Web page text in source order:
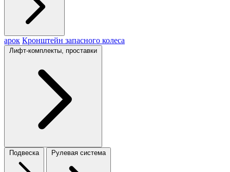
арок Кронштейн запасного колеса
Лифт-комплекты, проставки
Подвеска Рулевая система